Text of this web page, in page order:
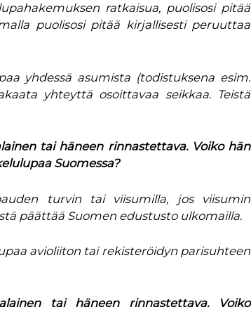
ratkaisua, puolisosi pitää
puolisosi pitää kirjallisesti peruuttaa
yhdessä asumista (todistuksena esim.
yhteyttä osoittavaa seikkaa. Teistä
tai häneen rinnastettava.Voiko hän
Suomessa?
turvin tai viisumilla, jos viisumin
päättää Suomen edustusto ulkomailla.
avioliiton tai rekisteröidyn parisuhteen
tai häneen rinnastettava. Voiko